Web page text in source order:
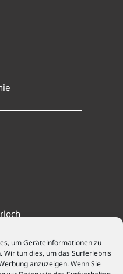
um Geräteinformationen zu
tun dies, um das Surferlebnis
anzuzeigen. Wenn Sie